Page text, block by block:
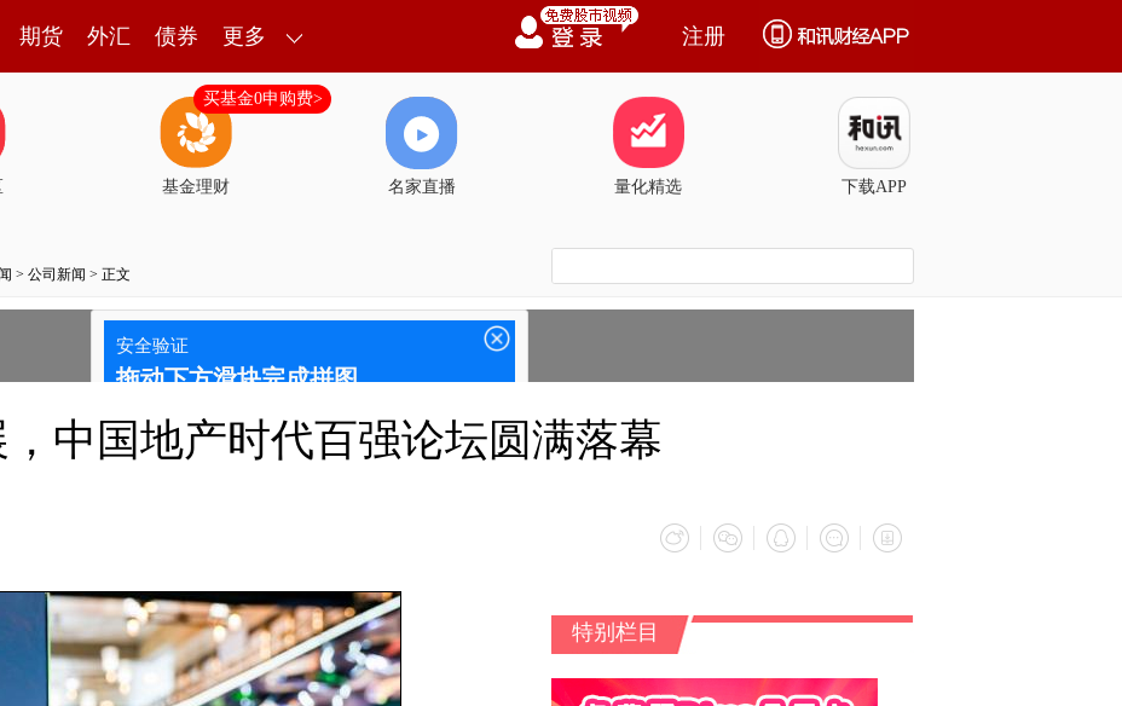
期货 外汇 债券 更多 注册
基金理财
买基金0申购费>
名家直播 量化精选 下载APP
> 公司新闻 > 正文
中国地产时代百强论坛圆满落幕